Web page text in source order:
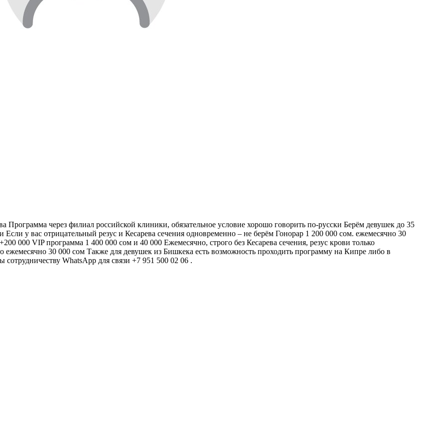
Программа через филиал российской клиники, обязательное условие хорошо говорить по-русски Берём девушек до 35
у вас отрицательный резус и Кесарева сечения одновременно – не берём Гонорар 1 200 000 сом. ежемесячно 30
000 VIP программа 1 400 000 сом и 40 000 Ежемесячно, строго без Кесарева сечения, резус крови только
30 000 сом Также для девушек из Бишкека есть возможность проходить программу на Кипре либо в
WhatsApp для связи +7 951 500 02 06 .